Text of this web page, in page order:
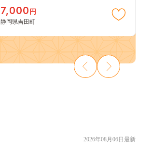
胡麻油 エゴマ えごま 荏胡麻 食用油
7,000 円
静岡県吉田町
2026年08月06日最新